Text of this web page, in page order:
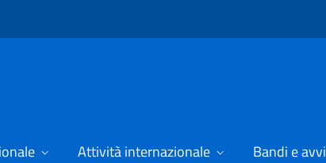
Attività internazionale Bandi e